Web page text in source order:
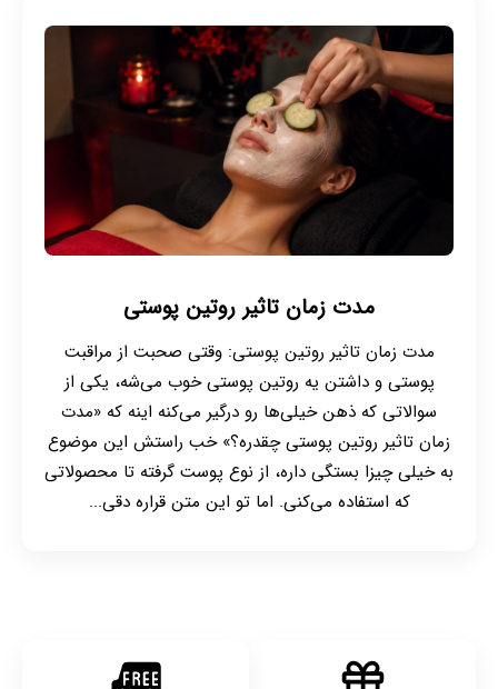
مدت زمان تاثیر روتین پوستی
مدت زمان تاثیر روتین پوستی: وقتی صحبت از مراقبت
پوستی و داشتن یه روتین پوستی خوب می‌شه، یکی از
سوالاتی که ذهن خیلی‌ها رو درگیر می‌کنه اینه که «مدت
زمان تاثیر روتین پوستی چقدره؟» خب راستش این موضوع
به خیلی چیزا بستگی داره، از نوع پوست گرفته تا محصولاتی
که استفاده می‌کنی. اما تو این متن قراره دقی...